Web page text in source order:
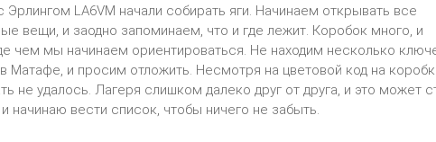
LA6VM начали собирать яги. Начинаем открывать все
вещи, и заодно запоминаем, что и где лежит. Коробок много, и
чем мы начинаем ориентироваться. Не находим несколько
Матафе, и просим отложить. Несмотря на цветовой код на
не удалось. Лагеря слишком далеко друг от друга, и это может
начинаю вести список, чтобы ничего не забыть.